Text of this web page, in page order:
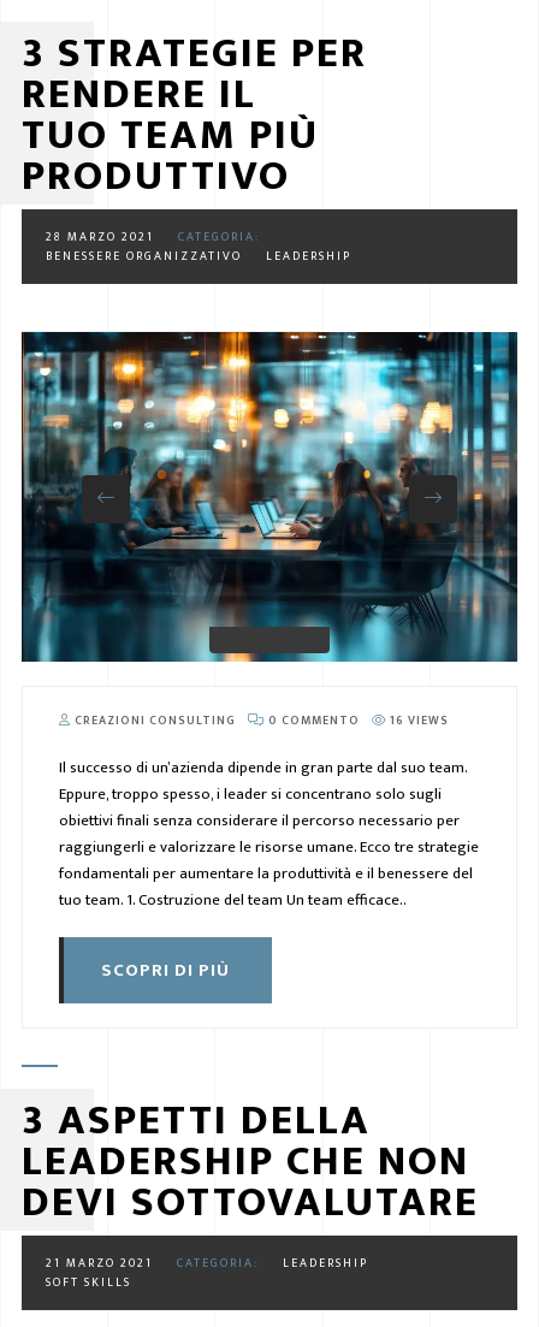
3 STRATEGIE PER
RENDERE IL
TUO TEAM PIÙ
PRODUTTIVO
28 MARZO 2021
CATEGORIA:
BENESSERE ORGANIZZATIVO
LEADERSHIP
CREAZIONI CONSULTING 0 COMMENTO 16 VIEWS
Il successo di un’azienda dipende in gran parte dal suo team.
Eppure, troppo spesso, i leader si concentrano solo sugli
obiettivi finali senza considerare il percorso necessario per
raggiungerli e valorizzare le risorse umane. Ecco tre strategie
fondamentali per aumentare la produttività e il benessere del
tuo team. 1. Costruzione del team Un team efficace..
SCOPRI DI PIÙ
3 ASPETTI DELLA
LEADERSHIP CHE NON
DEVI SOTTOVALUTARE
21 MARZO 2021 CATEGORIA:
LEADERSHIP
SOFT SKILLS